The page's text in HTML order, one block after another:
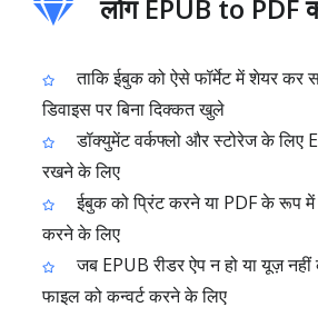
लोग EPUB to PDF
ताकि ईबुक को ऐसे फॉर्मेट में शेयर कर
डिवाइस पर बिना दिक्कत खुले
डॉक्युमेंट वर्कफ्लो और स्टोरेज के लिए
रखने के लिए
ईबुक को प्रिंट करने या PDF के रूप में
करने के लिए
जब EPUB रीडर ऐप न हो या यूज़
फाइल को कन्वर्ट करने के लिए